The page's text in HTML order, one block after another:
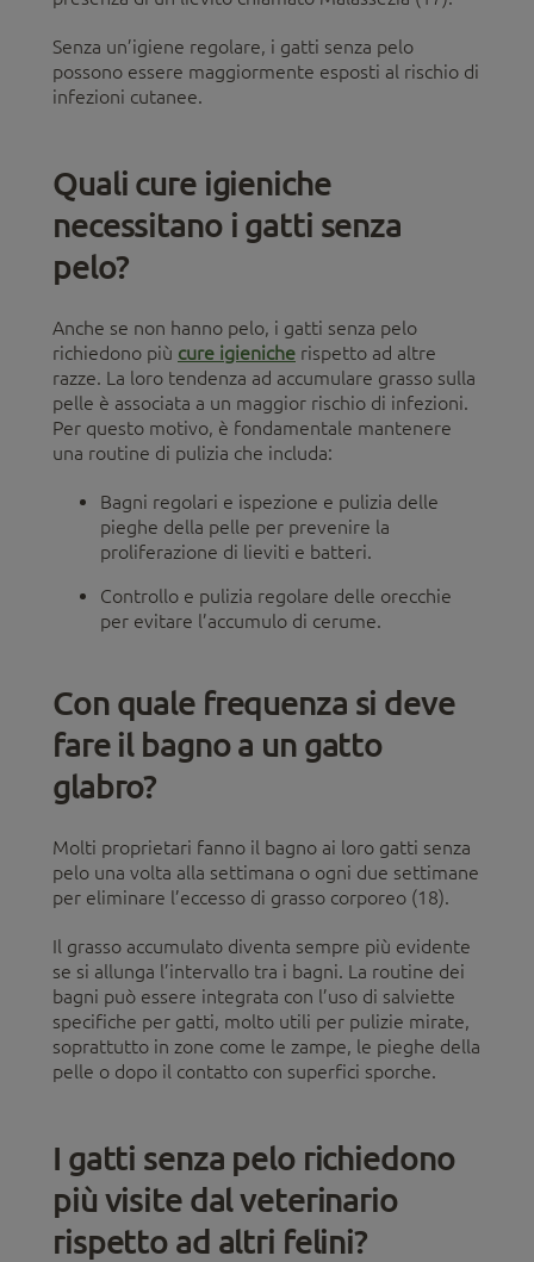
Senza un’igiene regolare, i gatti senza pelo
possono essere maggiormente esposti al rischio di
infezioni cutanee.
Quali cure igieniche
necessitano i gatti senza
pelo?
Anche se non hanno pelo, i gatti senza pelo
richiedono più cure igieniche rispetto ad altre
razze. La loro tendenza ad accumulare grasso sulla
pelle è associata a un maggior rischio di infezioni.
Per questo motivo, è fondamentale mantenere
una routine di pulizia che includa:
Bagni regolari e ispezione e pulizia delle
pieghe della pelle per prevenire la
proliferazione di lieviti e batteri.
Controllo e pulizia regolare delle orecchie
per evitare l’accumulo di cerume.
Con quale frequenza si deve
fare il bagno a un gatto
glabro?
Molti proprietari fanno il bagno ai loro gatti senza
pelo una volta alla settimana o ogni due settimane
per eliminare l’eccesso di grasso corporeo (18).
Il grasso accumulato diventa sempre più evidente
se si allunga l’intervallo tra i bagni. La routine dei
bagni può essere integrata con l’uso di salviette
specifiche per gatti, molto utili per pulizie mirate,
soprattutto in zone come le zampe, le pieghe della
pelle o dopo il contatto con superfici sporche.
I gatti senza pelo richiedono
più visite dal veterinario
rispetto ad altri felini?